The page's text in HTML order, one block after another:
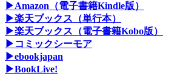
▶Amazon（電子書籍Kindle版）
▶楽天ブックス（単行本）
▶楽天ブックス（電子書籍Kobo版）
▶コミックシーモア
▶ebookjapan
▶BookLive!